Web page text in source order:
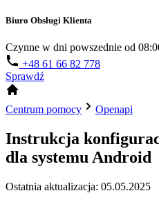
Biuro Obsługi Klienta
Czynne w dni powszednie od
+48 61 66 82 778
Sprawdź
Centrum pomocy Openapi
Instrukcja
dla systemu Android
Ostatnia aktualizacja: 05.05.2025